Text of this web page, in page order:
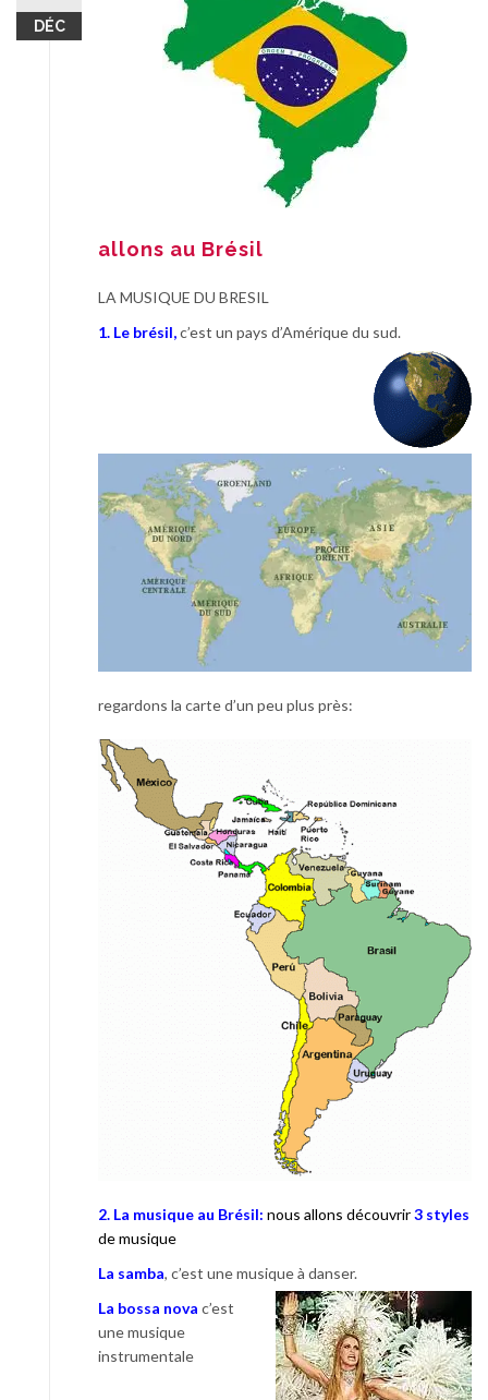
DÉC
allons au Brésil
LA MUSIQUE DU BRESIL
1. Le brésil,c’est un pays d’Amérique du sud.
regardons la carte d’un peu plus près:
2. La musique au Brésil: nous allons découvrir3 styles
de musique
La samba, c’est une musique à danser.
La bossa nova c’est
une musique
instrumentale